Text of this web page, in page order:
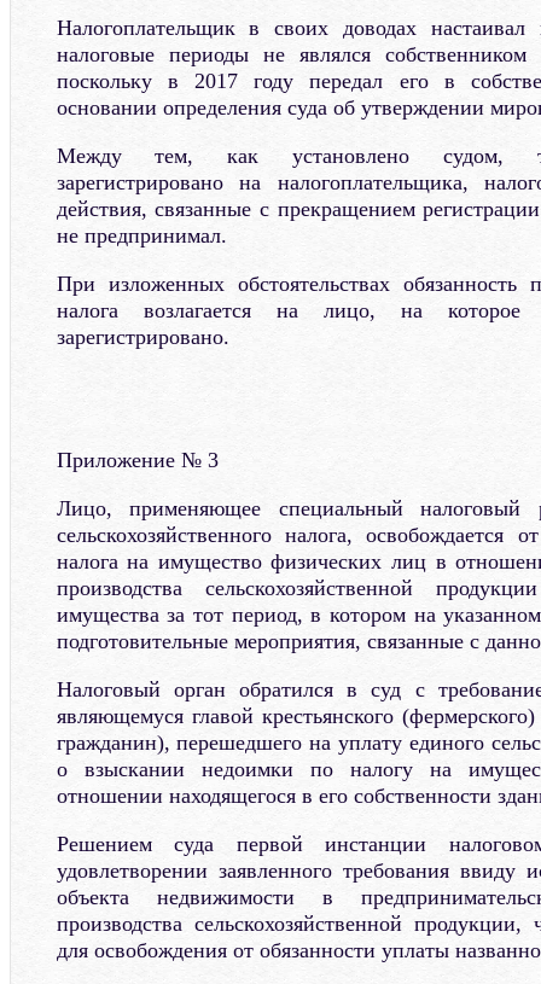
Налогоплательщик в своих доводах
налоговые периоды не являлся собственником
поскольку в 2017 году передал его в
основании определения суда об утверждении
Между тем, как установлено судом,
зарегистрировано на налогоплательщика,
действия, связанные с прекращением
не предпринимал.
При изложенных обстоятельствах обязанность
налога возлагается на лицо, на которое
зарегистрировано.
Приложение № 3
Лицо, применяющее специальный
сельскохозяйственного налога, освобождается
налога на имущество физических лиц в
производства сельскохозяйственной
имущества за тот период, в котором на
подготовительные мероприятия, связанные с
Налоговый орган обратился в суд с
являющемуся главой крестьянского
гражданин), перешедшего на уплату единого
о взыскании недоимки по налогу на
отношении находящегося в его собственности
Решением суда первой инстанции
удовлетворении заявленного требования ввиду
объекта недвижимости в
производства сельскохозяйственной продукции,
для освобождения от обязанности уплаты